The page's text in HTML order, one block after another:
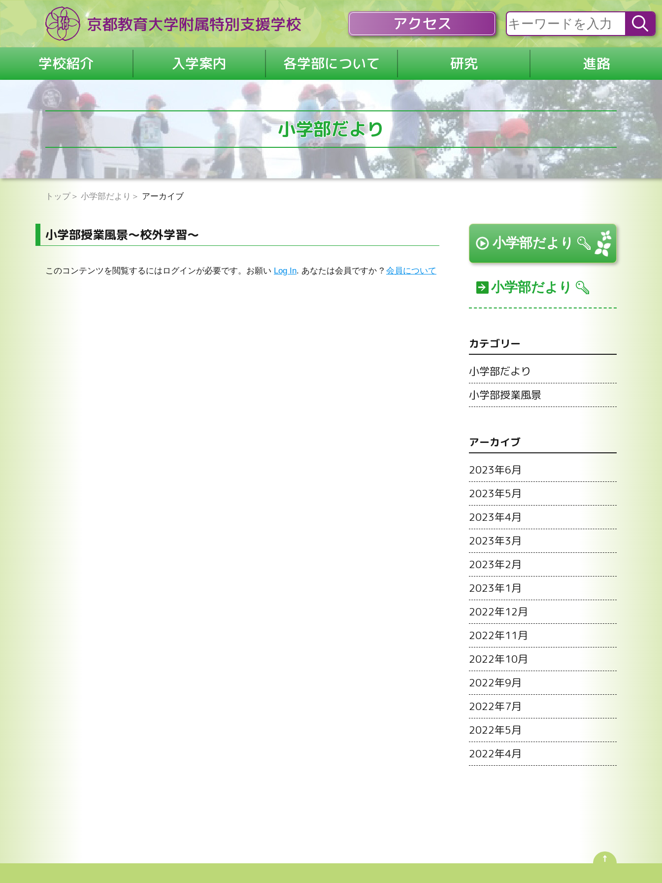
アクセス
学校紹介 入学案内 各学部について 研究 進路
小学部だより
トップ 小学部だより アーカイブ
小学部授業風景～校外学習～
このコンテンツを閲覧するにはログインが必要です。お願い Log In. あなたは会員ですか ? 会員について
小学部だより
小学部だより
カテゴリー
小学部だより
小学部授業風景
アーカイブ
2023年6月
2023年5月
2023年4月
2023年3月
2023年2月
2023年1月
2022年12月
2022年11月
2022年10月
2022年9月
2022年7月
2022年5月
2022年4月